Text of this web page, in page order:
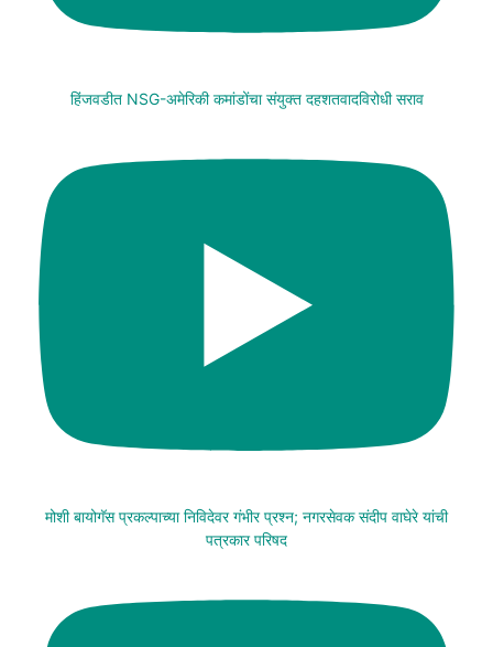
हिंजवडीत NSG-अमेरिकी कमांडोंचा संयुक्त दहशतवादविरोधी सराव
मोशी बायोगॅस प्रकल्पाच्या निविदेवर गंभीर प्रश्न; नगरसेवक संदीप वाघेरे यांची
पत्रकार परिषद